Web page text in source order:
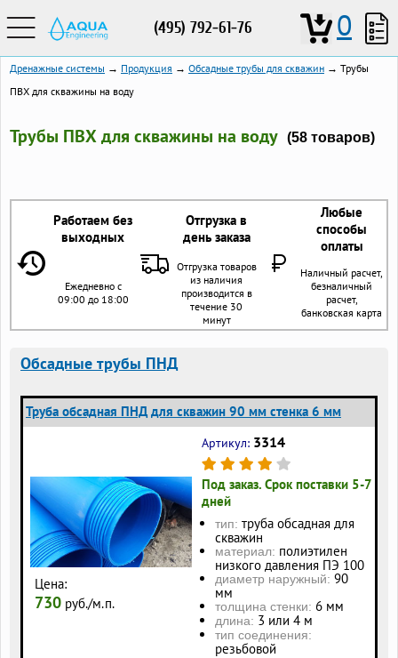
(495) 792-61-76 0
Дренажные системы → Продукция → Обсадные трубы для скважин → Трубы
ПВХ для скважины на воду
Трубы ПВХ для скважины на воду (58 товаров)
Работаем без
выходных
Отгрузка в
день заказа
Любые
способы
оплаты
Ежедневно с
09:00 до 18:00
Отгрузка товаров
из наличия
производится в
течение 30
минут
Наличный расчет,
безналичный
расчет,
банковская карта
Обсадные трубы ПНД
Труба обсадная ПНД для скважин 90 мм стенка 6 мм
Цена:
730 руб./м.п.
Артикул: 3314
Под заказ. Срок поставки 5-7
дней
тип: труба обсадная для
скважин
материал: полиэтилен
низкого давления ПЭ 100
диаметр наружный: 90
мм
толщина стенки: 6 мм
длина: 3 или 4 м
тип соединения:
резьбовой